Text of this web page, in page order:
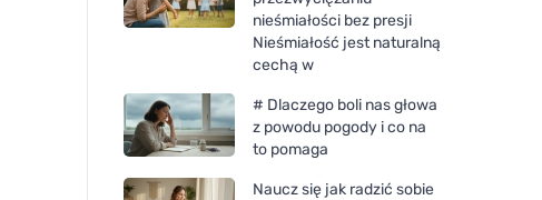
nieśmiałości bez presji
Nieśmiałość jest naturalną
cechą w
# Dlaczego boli nas głowa
z powodu pogody i co na
to pomaga
Naucz się jak radzić sobie